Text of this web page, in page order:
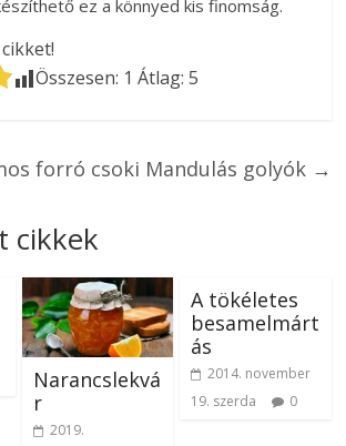
ez a könnyed kis finomság.
Összesen: 1 Átlag:5
forró csoki Mandulás golyók →
cikkek
Narancslekvá
r
2019.
A tökéletes
besamelmárt
ás
2014. november
19. szerda
0